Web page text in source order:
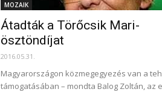
MOZAIK
Átadták a Törőcsik Mari-
ösztöndíjat
2016.05.31.
Magyarországon közmegegyezés van a
támogatásában – mondta Balog Zoltán, az